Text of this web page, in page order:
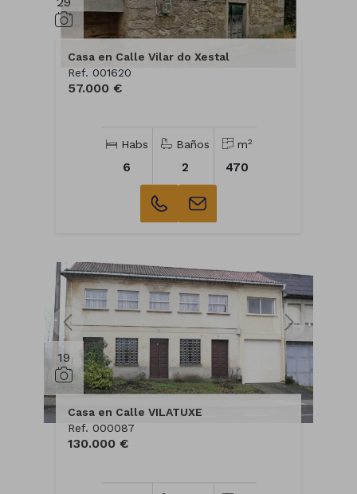
Casa en Calle Vilar do Xestal
Ref. 001620
57.000 €
Habs
6
Baños
2
m2
470
19
Casa en Calle VILATUXE
Ref. 000087
130.000 €